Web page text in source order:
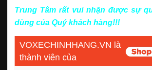
Trung Tâm rất vui nhận được sự
dùng của Quý khách hàng!!!
VOXECHINHHANG.VN là
thành viên của